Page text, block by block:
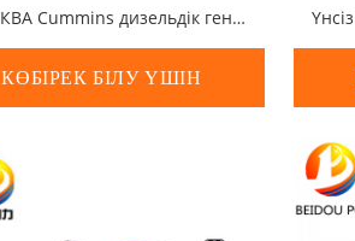
1000 КВА Cummins дизельдік генератор жинағы
КӨБІРЕК БІЛУ ҮШІН